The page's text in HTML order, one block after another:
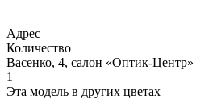
Адрес
Количество
Васенко, 4, салон «Оптик-Центр»
1
Эта модель в других цветах